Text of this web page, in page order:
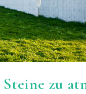
zu